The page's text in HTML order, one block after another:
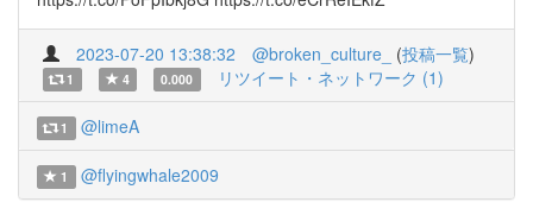
2023-07-20 13:38:32 @broken_culture_ (投稿一覧)
1 4 0.000 リツイート・ネットワーク (1)
1 @limeA
1 @flyingwhale2009